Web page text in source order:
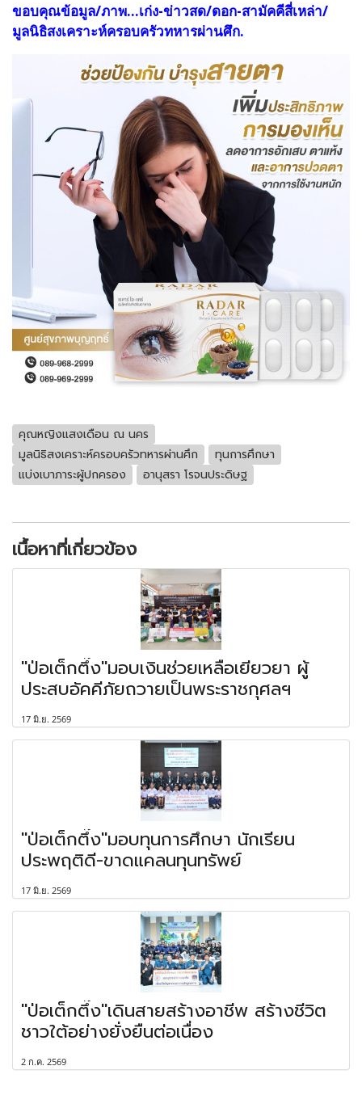
ขอบคุณข้อมูล/ภาพ...เก่ง-ข่าวสด/ดอก-สามัคคีสี่เหล่า/
มูลนิธิสงเคราะห์ครอบครัวทหารผ่านศึก.
คุณหญิงแสงเดือน ณ นคร
มูลนิธิสงเคราะห์ครอบครัวทหารผ่านศึก
ทุนการศึกษา
แบ่งเบาภาระผู้ปกครอง
อานุสรา โรจนประดิษฐ
เนื้อหาที่เกี่ยวข้อง
"ป่อเต็กตึ๊ง"มอบเงินช่วยเหลือเยียวยา ผู้
ประสบอัคคีภัยถวายเป็นพระราชกุศลฯ
17 มิ.ย. 2569
"ป่อเต็กตึ๊ง"มอบทุนการศึกษา นักเรียน
ประพฤติดี-ขาดแคลนทุนทรัพย์
17 มิ.ย. 2569
"ป่อเต็กตึ๊ง"เดินสายสร้างอาชีพ สร้างชีวิต
ชาวใต้อย่างยั่งยืนต่อเนื่อง
2 ก.ค. 2569